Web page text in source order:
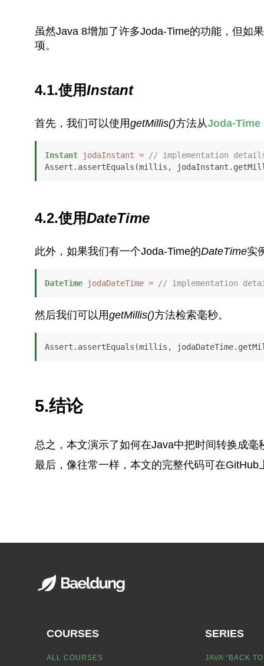
虽然Java 8增加了许多Joda-Time的功能，但如
项。
4.1.使用Instant
首先，我们可以使用getMillis()方法从Joda-Time
Instant jodaInstant =
// implementation
Assert.assertEquals(millis,
4.2.使用DateTime
此外，如果我们有一个Joda-Time的DateTime实
DateTime jodaDateTime = // implementation
然后我们可以用getMillis()方法检索毫秒。
Assert.assertEquals(millis,
5.结论
总之，本文演示了如何在Java中把时间转换成毫
最后，像往常一样，本文的完整代码可在GitHub
COURSES
ALL COURSES
SERIES
JAVA “BACK